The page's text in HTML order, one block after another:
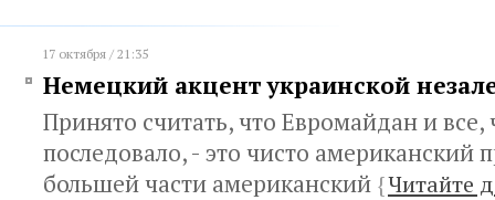
17 октября / 21:35
Немецкий акцент украинской
Принято считать, что Евромайдан и все,
последовало, - это чисто американский
большей части американский {Читайте